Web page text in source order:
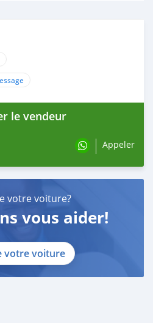
le vendeur
Appeler
votre voiture?
vous aider!
votre voiture